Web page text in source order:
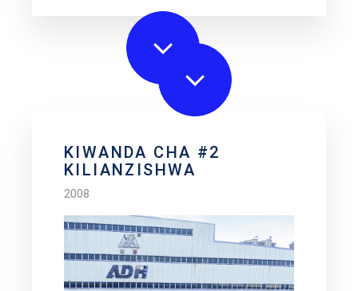
KIWANDA CHA #2
KILIANZISHWA
2008